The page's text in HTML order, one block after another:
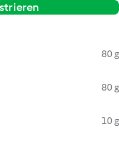
80 g
80 g
10 g